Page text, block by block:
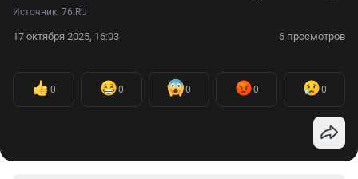
Источник: 76.RU
17 октября 2025, 16:03 6 просмотров
0 0 0 0 0